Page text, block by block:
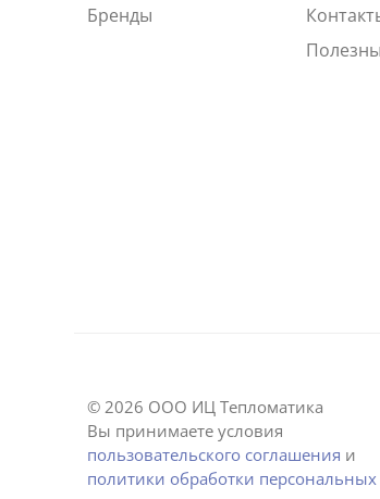
Бренды
© 2026 ООО ИЦ Тепломатика
Вы принимаете условия
пользовательского соглашения и
политики обработки персональных